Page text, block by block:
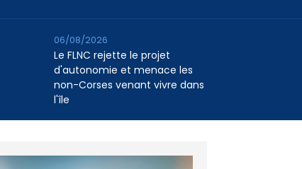
Le FLNC rejette le projet
d'autonomie et menace les
non-Corses venant vivre dans
l'île
06/08/2026